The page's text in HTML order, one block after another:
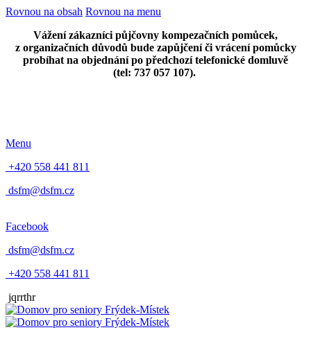
Rovnou na obsah Rovnou na menu
Vážení zákazníci půjčovny kompezačních pomůcek,
z organizačních důvodů bude zapůjčení či vrácení pomůcky
probíhat na objednání po předchozí telefonické domluvě
(tel: 737 057 107).
Menu
+420 558 441 811
dsfm@dsfm.cz
Facebook
dsfm@dsfm.cz
+420 558 441 811
jqrrthr